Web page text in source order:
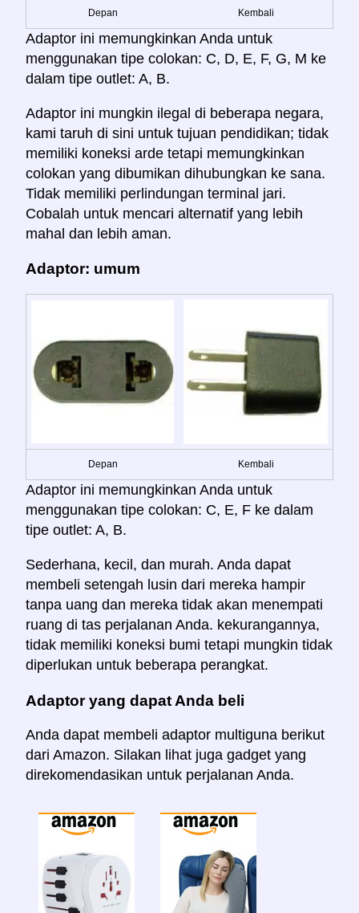
Depan Kembali
Adaptor ini memungkinkan Anda untuk
menggunakan tipe colokan: C, D, E, F, G, M ke
dalam tipe outlet: A, B.
Adaptor ini mungkin ilegal di beberapa negara,
kami taruh di sini untuk tujuan pendidikan; tidak
memiliki koneksi arde tetapi memungkinkan
colokan yang dibumikan dihubungkan ke sana.
Tidak memiliki perlindungan terminal jari.
Cobalah untuk mencari alternatif yang lebih
mahal dan lebih aman.
Adaptor: umum
Depan Kembali
Adaptor ini memungkinkan Anda untuk
menggunakan tipe colokan: C, E, F ke dalam
tipe outlet: A, B.
Sederhana, kecil, dan murah. Anda dapat
membeli setengah lusin dari mereka hampir
tanpa uang dan mereka tidak akan menempati
ruang di tas perjalanan Anda. kekurangannya,
tidak memiliki koneksi bumi tetapi mungkin tidak
diperlukan untuk beberapa perangkat.
Adaptor yang dapat Anda beli
Anda dapat membeli adaptor multiguna berikut
dari Amazon. Silakan lihat juga gadget yang
direkomendasikan untuk perjalanan Anda.